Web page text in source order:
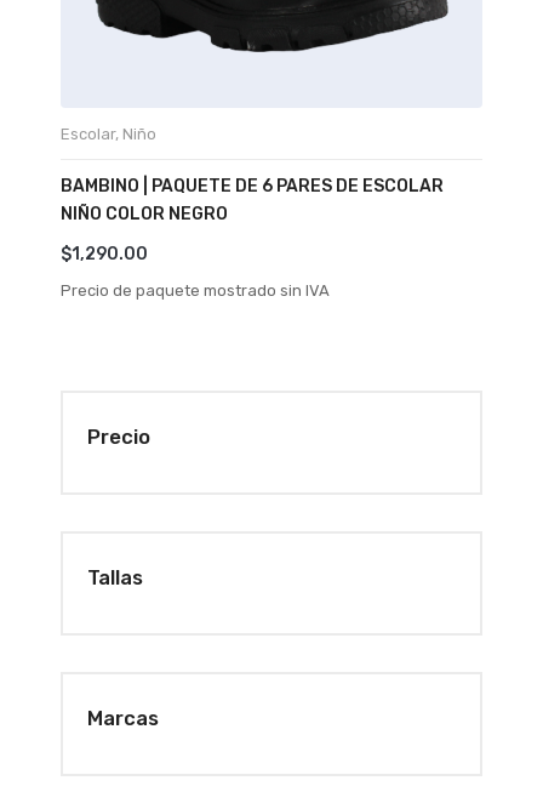
Escolar, Niño
BAMBINO | PAQUETE DE 6 PARES DE ESCOLAR
NIÑO COLOR NEGRO
$1,290.00
Precio de paquete mostrado sin IVA
Precio
Tallas
Marcas